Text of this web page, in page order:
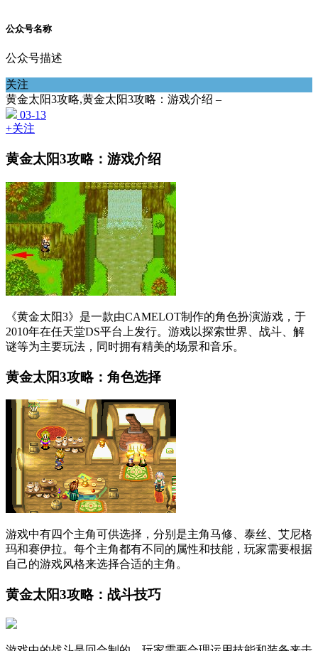
公众号名称
公众号描述
关注
黄金太阳3攻略,黄金太阳3攻略：游戏介绍 –
03-13
+关注
黄金太阳3攻略：游戏介绍
《黄金太阳3》是一款由CAMELOT制作的角色扮演游戏，于
2010年在任天堂DS平台上发行。游戏以探索世界、战斗、解
谜等为主要玩法，同时拥有精美的场景和音乐。
黄金太阳3攻略：角色选择
游戏中有四个主角可供选择，分别是主角马修、泰丝、艾尼格
玛和赛伊拉。每个主角都有不同的属性和技能，玩家需要根据
自己的游戏风格来选择合适的主角。
黄金太阳3攻略：战斗技巧